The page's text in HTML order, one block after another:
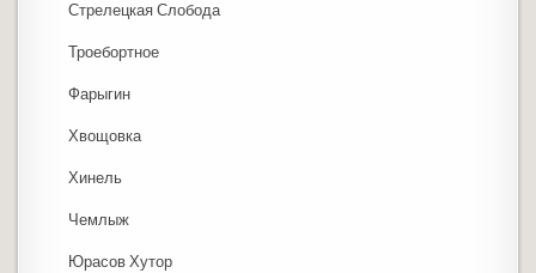
Стрелецкая Слобода
Троебортное
Фарыгин
Хвощовка
Хинель
Чемлыж
Юрасов Хутор